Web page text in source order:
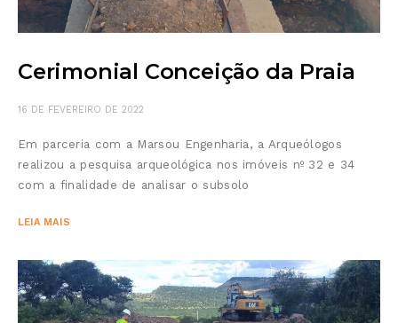
Cerimonial Conceição da Praia
16 DE FEVEREIRO DE 2022
Em parceria com a Marsou Engenharia, a Arqueólogos
realizou a pesquisa arqueológica nos imóveis nº 32 e 34
com a finalidade de analisar o subsolo
LEIA MAIS